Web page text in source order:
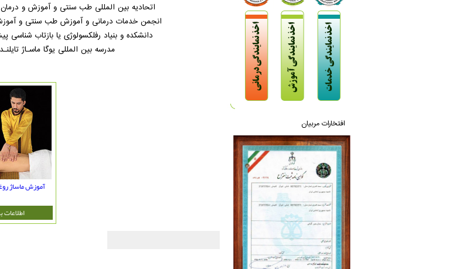
اتحادیه بین المللی طب سنتی و آموزش و درمان
انجمن خدمات درمانی و آموزش طب سنتی و آموزش
دانشکده و بنیاد رفلکسولوژی یا بازتاب شناسی
مدرسه بین المللی یوگا ماسـاژ تایلنـد
آموزش ماساژ
افتخارات مربیان